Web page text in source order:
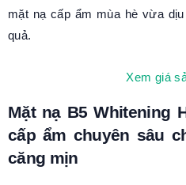
mặt nạ cấp ẩm mùa hè vừa
quả.
Xem giá
Mặt nạ B5 Whitening
cấp ẩm chuyên sâu
căng mịn